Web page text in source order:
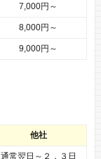
7,000円～
8,000円～
9,000円～
他社
通常翌日～２，３日